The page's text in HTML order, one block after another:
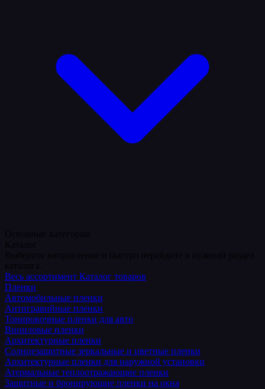
Весь ассортимент Каталог товаров
Пленки
Автомобильные пленки
Антигравийные пленки
Тонировочные пленки для авто
Виниловые пленки
Архитектурные пленки
Солнцезащитные зеркальные и цветные пленки
Архитектурные пленки для наружной установки
Атермальные теплоотражающие пленки
Защитные и бронирующие пленки на окна